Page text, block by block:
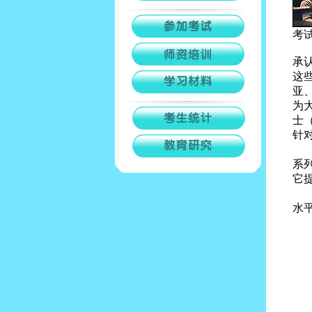
考
承
这
亚
为
士
针
系
它
水